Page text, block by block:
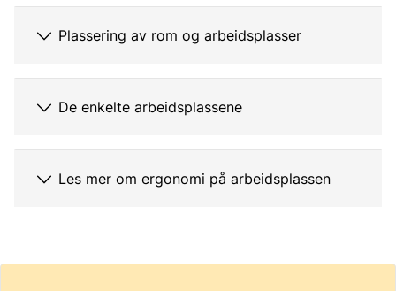
Plassering av rom og arbeidsplasser
De enkelte arbeidsplassene
Les mer om ergonomi på arbeidsplassen